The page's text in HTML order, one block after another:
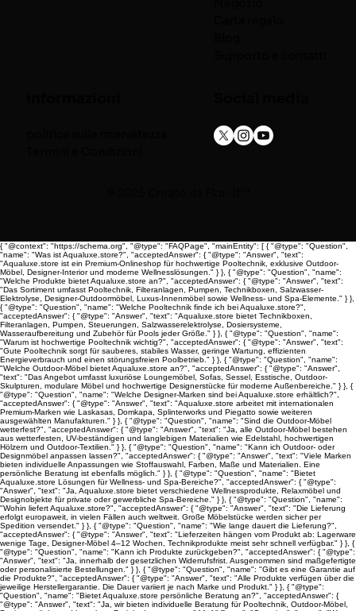
{ "@context": "https://schema.org", "@type": "FAQPage", "mainEntity": [ { "@type": "Question",
"name": "Was ist Aqualuxe.store?", "acceptedAnswer": { "@type": "Answer", "text":
"Aqualuxe.store ist ein Premium-Onlineshop für hochwertige Pooltechnik, exklusive Outdoor-
Möbel, Designer-Interior und moderne Wellnesslösungen." } }, { "@type": "Question", "name":
"Welche Produkte bietet Aqualuxe.store an?", "acceptedAnswer": { "@type": "Answer", "text":
"Das Sortiment umfasst Pooltechnik, Filteranlagen, Pumpen, Technikboxen, Salzwasser-
Elektrolyse, Designer-Outdoormöbel, Luxus-Innenmöbel sowie Wellness- und Spa-Elemente." } },
{ "@type": "Question", "name": "Welche Pooltechnik finde ich bei Aqualuxe.store?",
"acceptedAnswer": { "@type": "Answer", "text": "Aqualuxe.store bietet Technikboxen,
Filteranlagen, Pumpen, Steuerungen, Salzwasserelektrolyse, Dosiersysteme,
Wasseraufbereitung und Zubehör für Pools jeder Größe." } }, { "@type": "Question", "name":
"Warum ist hochwertige Pooltechnik wichtig?", "acceptedAnswer": { "@type": "Answer", "text":
"Gute Pooltechnik sorgt für sauberes, stabiles Wasser, geringe Wartung, effizienten
Energieverbrauch und einen störungsfreien Poolbetrieb." } }, { "@type": "Question", "name":
"Welche Outdoor-Möbel bietet Aqualuxe.store an?", "acceptedAnswer": { "@type": "Answer",
"text": "Das Angebot umfasst luxuriöse Loungemöbel, Sofas, Sessel, Esstische, Outdoor-
Skulpturen, modulare Möbel und hochwertige Designerstücke für moderne Außenbereiche." } }, {
"@type": "Question", "name": "Welche Designer-Marken sind bei Aqualuxe.store erhältlich?",
"acceptedAnswer": { "@type": "Answer", "text": "Aqualuxe.store arbeitet mit internationalen
Premium-Marken wie Laskasas, Domkapa, Splinterworks und Piegatto sowie weiteren
ausgewählten Manufakturen." } }, { "@type": "Question", "name": "Sind die Outdoor-Möbel
wetterfest?", "acceptedAnswer": { "@type": "Answer", "text": "Ja, alle Outdoor-Möbel bestehen
aus wetterfesten, UV-beständigen und langlebigen Materialien wie Edelstahl, hochwertigen
Hölzern und Outdoor-Textilien." } }, { "@type": "Question", "name": "Kann ich Outdoor- oder
Designmöbel anpassen lassen?", "acceptedAnswer": { "@type": "Answer", "text": "Viele Marken
bieten individuelle Anpassungen wie Stoffauswahl, Farben, Maße und Materialien. Eine
persönliche Beratung ist ebenfalls möglich." } }, { "@type": "Question", "name": "Bietet
Aqualuxe.store Lösungen für Wellness- und Spa-Bereiche?", "acceptedAnswer": { "@type":
"Answer", "text": "Ja, Aqualuxe.store bietet verschiedene Wellnessprodukte, Relaxmöbel und
Designobjekte für private oder gewerbliche Spa-Bereiche." } }, { "@type": "Question", "name":
"Wohin liefert Aqualuxe.store?", "acceptedAnswer": { "@type": "Answer", "text": "Die Lieferung
erfolgt europaweit, in vielen Fällen auch weltweit. Große Möbelstücke werden sicher per
Spedition versendet." } }, { "@type": "Question", "name": "Wie lange dauert die Lieferung?",
"acceptedAnswer": { "@type": "Answer", "text": "Lieferzeiten hängen vom Produkt ab: Lagerware
wenige Tage, Designer-Möbel 4–12 Wochen, Technikprodukte meist sehr schnell verfügbar." } }, {
"@type": "Question", "name": "Kann ich Produkte zurückgeben?", "acceptedAnswer": { "@type":
"Answer", "text": "Ja, innerhalb der gesetzlichen Widerrufsfrist. Ausgenommen sind maßgefertigte
oder personalisierte Bestellungen." } }, { "@type": "Question", "name": "Gibt es eine Garantie auf
die Produkte?", "acceptedAnswer": { "@type": "Answer", "text": "Alle Produkte verfügen über die
jeweilige Herstellergarantie. Die Dauer variiert je nach Marke und Produkt." } }, { "@type":
"Question", "name": "Bietet Aqualuxe.store persönliche Beratung an?", "acceptedAnswer": {
"@type": "Answer", "text": "Ja, wir bieten individuelle Beratung für Pooltechnik, Outdoor-Möbel,